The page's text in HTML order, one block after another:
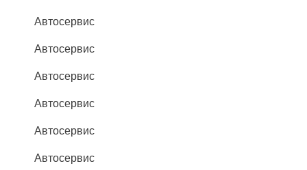
Автосервис
Автосервис
Автосервис
Автосервис
Автосервис
Автосервис